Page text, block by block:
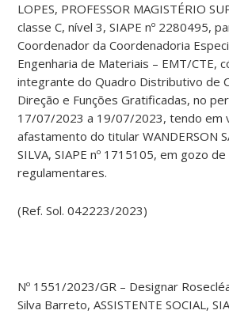
LOPES, PROFESSOR MAGISTÉRIO
classe C, nível 3, SIAPE nº 2280495,
Coordenador da Coordenadoria
Engenharia de Materiais – EMT/CTE,
integrante do Quadro Distributivo de
Direção e Funções Gratificadas, no
17/07/2023 a 19/07/2023, tendo em
afastamento do titular WANDERSON
SILVA, SIAPE nº 1715105, em gozo
regulamentares.
(Ref. Sol. 042223/2023)
Nº 1551/2023/GR – Designar
Silva Barreto, ASSISTENTE SOCIAL,